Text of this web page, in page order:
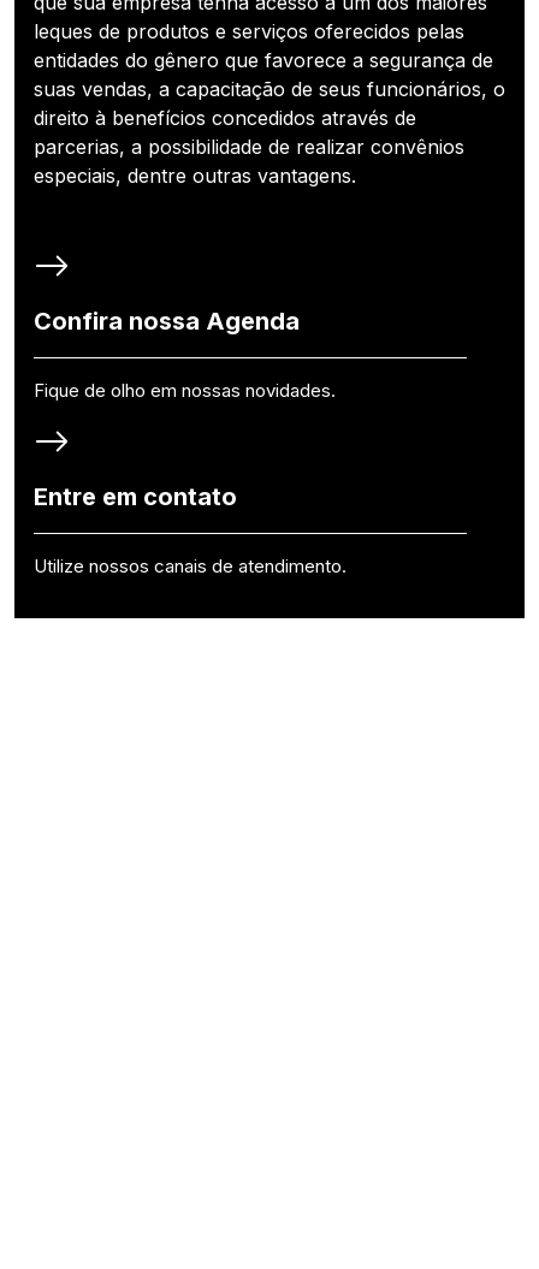
leques de produtos e serviços oferecidos pelas
entidades do gênero que favorece a segurança de
suas vendas, a capacitação de seus funcionários, o
direito à benefícios concedidos através de
parcerias, a possibilidade de realizar convênios
especiais, dentre outras vantagens.
Confira nossa Agenda
Fique de olho em nossas novidades.
Entre em contato
Utilize nossos canais de atendimento.